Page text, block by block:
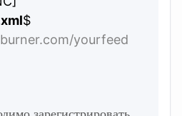
$
yourfeed